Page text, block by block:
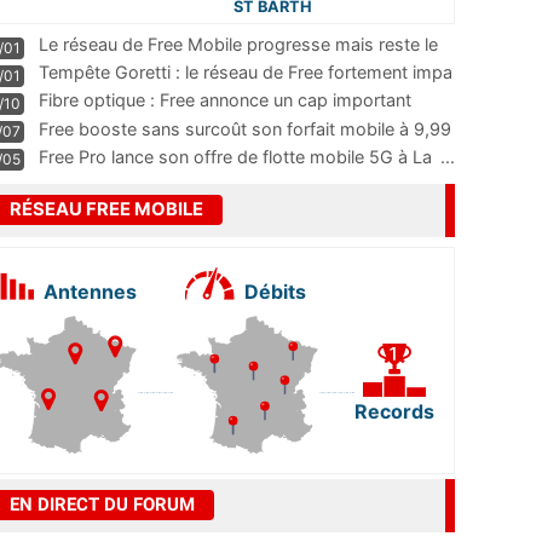
ST BARTH
Le réseau de Free Mobile progresse mais reste le
m
...
Tempête Goretti : le réseau de Free fortement impa
Fibre optique : Free annonce un cap important
pass
...
Free booste sans surcoût son forfait mobile à 9,99
Free Pro lance son offre de flotte mobile 5G à La ...
RÉSEAU FREE MOBILE
Antennes Débits
Records
EN DIRECT DU FORUM